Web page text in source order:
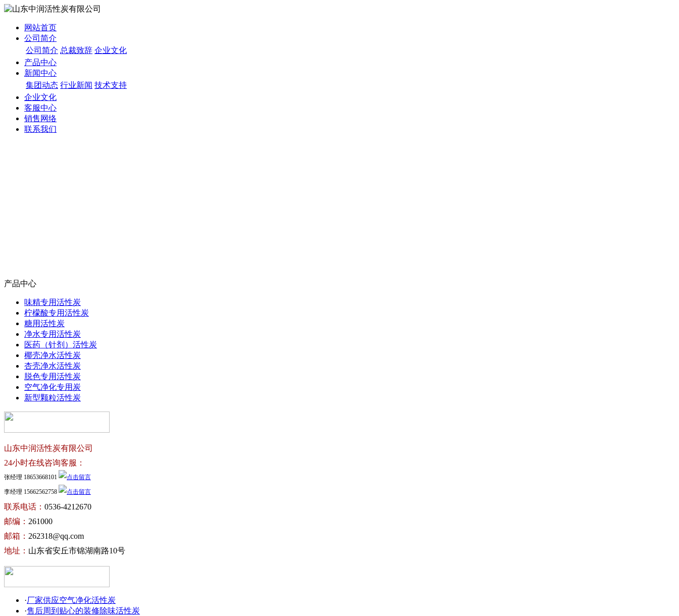
网站首页
公司简介
公司简介 总裁致辞 企业文化
产品中心
新闻中心
集团动态 行业新闻 技术支持
企业文化
客服中心
销售网络
联系我们
产品中心
味精专用活性炭
柠檬酸专用活性炭
糖用活性炭
净水专用活性炭
医药（针剂）活性炭
椰壳净水活性炭
杏壳净水活性炭
脱色专用活性炭
空气净化专用炭
新型颗粒活性炭
山东中润活性炭有限公司
24小时在线咨询客服：
张经理 18653668101
李经理 15662562758
联系电话： 0536-4212670
邮编： 261000
邮箱： 262318@qq.com
地址： 山东省安丘市锦湖南路10号
·厂家供应空气净化活性炭
·售后周到贴心的装修除味活性炭